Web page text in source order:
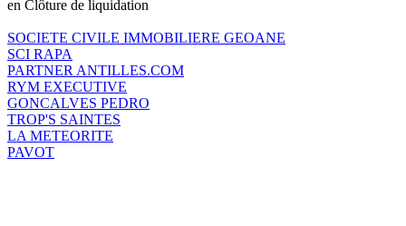
en Clôture de liquidation
SOCIETE CIVILE IMMOBILIERE GEOANE
SCI RAPA
PARTNER ANTILLES.COM
RYM EXECUTIVE
GONCALVES PEDRO
TROP'S SAINTES
LA METEORITE
PAVOT